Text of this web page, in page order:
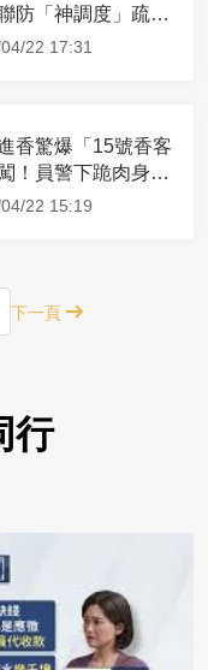
防「神調度」疏運
新高
22 17:31
香驚爆「15號香客
！員警下跪肉身擋
人先過
22 15:19
下一頁
行